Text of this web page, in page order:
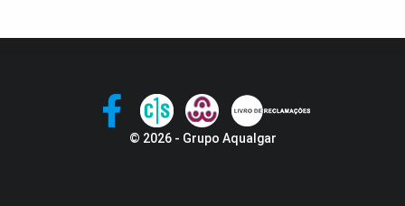
© 2026 - Grupo Aqualgar